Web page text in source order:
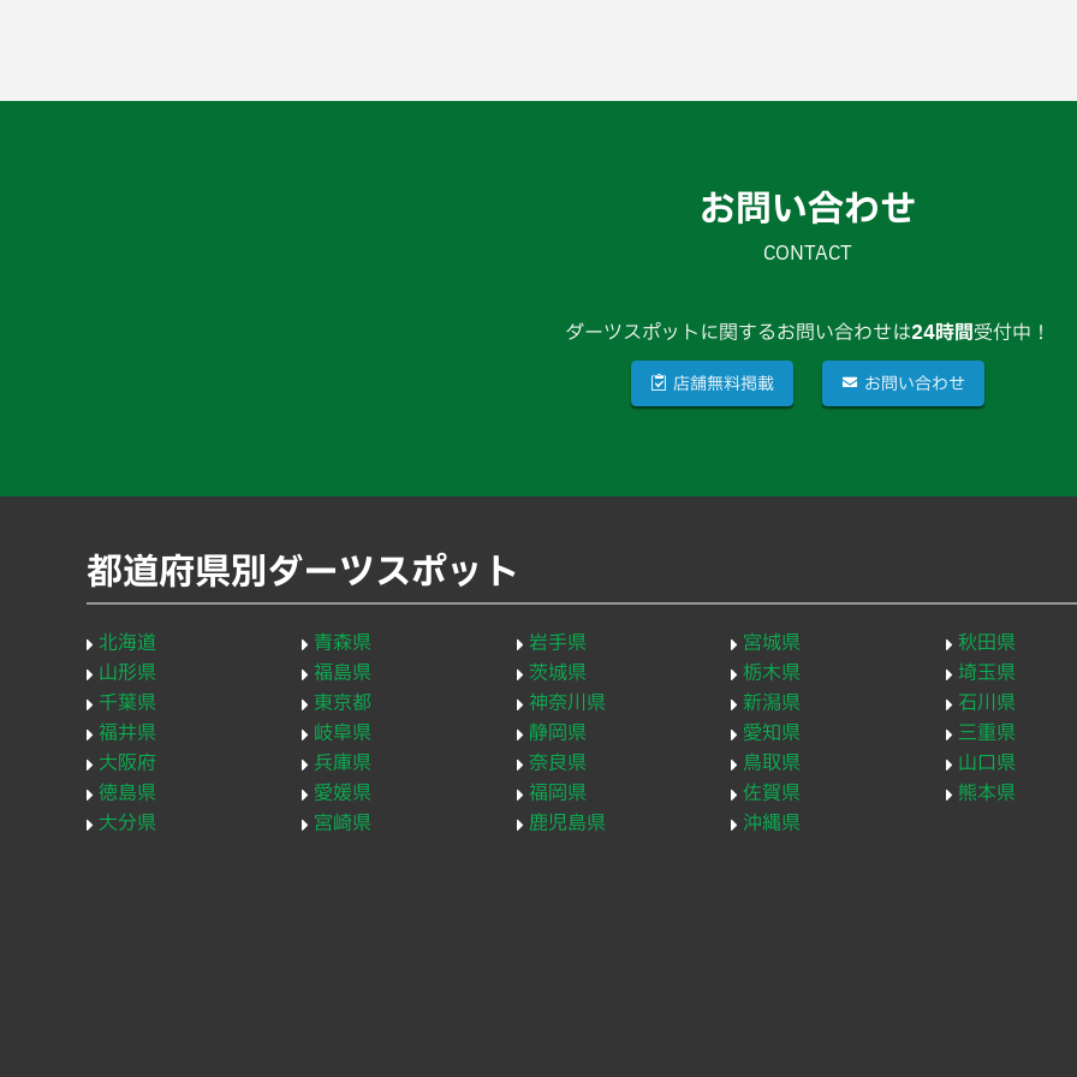
お問い合わせ
CONTACT
ダーツスポットに関するお問い合わせは24時間受付中！
店舗無料掲載 お問い合わせ
都道府県別ダーツスポット
北海道 青森県 岩手県 宮城県
秋田県
山形県
福島県 茨城県 栃木県
埼玉県
千葉県
東京都 神奈川県 新潟県
石川県
福井県
岐阜県 静岡県 愛知県
三重県
大阪府
兵庫県 奈良県 鳥取県
山口県
徳島県
愛媛県 福岡県 佐賀県
熊本県
大分県
宮崎県 鹿児島県 沖縄県